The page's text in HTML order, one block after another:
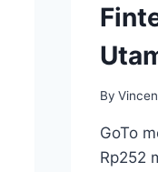
By
GoTo
Rp252